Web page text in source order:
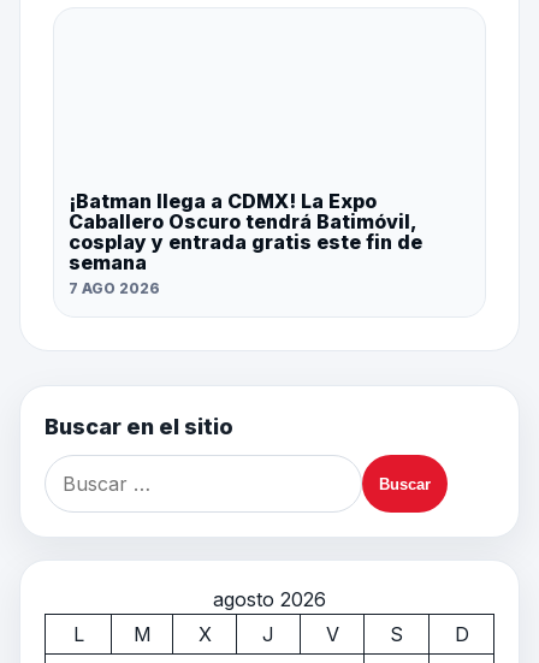
¡Batman llega a CDMX! La Expo
Caballero Oscuro tendrá Batimóvil,
cosplay y entrada gratis este fin de
semana
7 AGO 2026
Buscar en el sitio
agosto 2026
L
M X J V S
D